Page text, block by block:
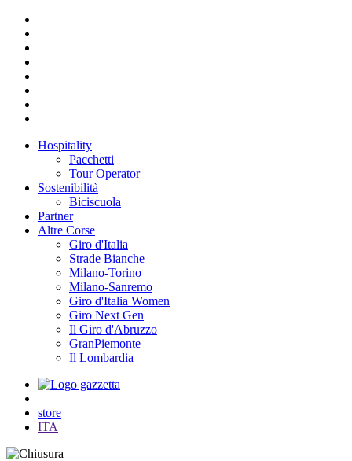
Hospitality
Pacchetti
Tour Operator
Sostenibilità
Biciscuola
Partner
Altre Corse
Giro d'Italia
Strade Bianche
Milano-Torino
Milano-Sanremo
Giro d'Italia Women
Giro Next Gen
Il Giro d'Abruzzo
GranPiemonte
Il Lombardia
store
ITA